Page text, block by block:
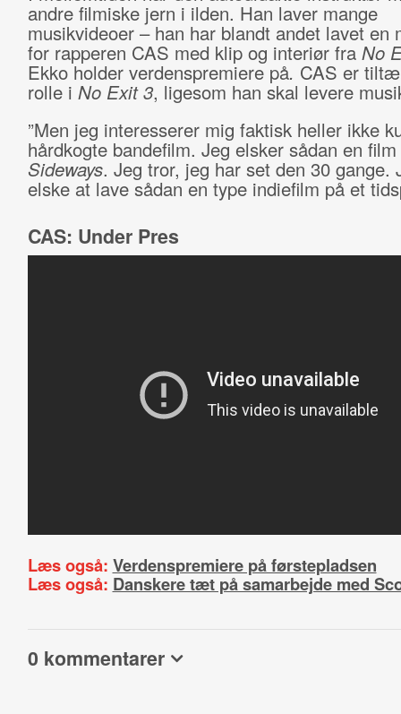
andre filmiske jern i ilden. Han laver mange
musikvideoer – han har blandt andet lavet en
for rapperen CAS med klip og interiør fra No
Ekko holder verdenspremiere på. CAS er
rolle i No Exit 3, ligesom han skal levere
”Men jeg interesserer mig faktisk heller ikke
hårdkogte bandefilm. Jeg elsker sådan en
Sideways. Jeg tror, jeg har set den 30 gange.
elske at lave sådan en type indiefilm på et
CAS: Under Pres
Læs også: Verdenspremiere på førstepladsen
Læs også: Danskere tæt på samarbejde med
0 kommentarer